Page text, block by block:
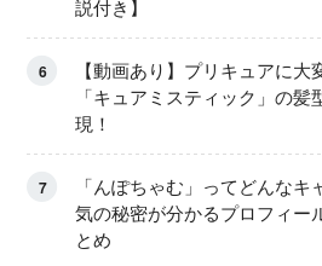
説付き】
6
【動画あり】プリキュアに
「キュアミスティック」の髪
現！
7
「んぽちゃむ」ってどんな
気の秘密が分かるプロフィー
とめ